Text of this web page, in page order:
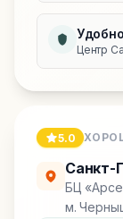
Центр
5.0
Санкт-
БЦ
м.